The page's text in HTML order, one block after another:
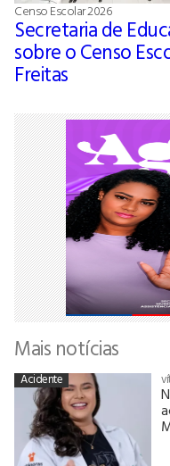
Censo Escolar 2026
Secretaria de
sobre o Censo
Freitas
Mais notícias
Acidente